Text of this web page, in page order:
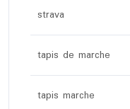
strava
tapis de marche
tapis marche